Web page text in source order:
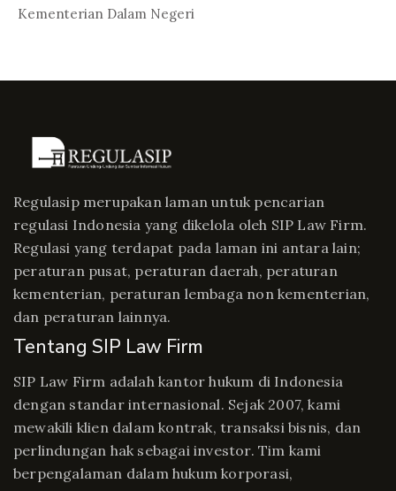
Kementerian Dalam Negeri
In Peratur...
Regulasip merupakan laman untuk pencarian
regulasi Indonesia yang dikelola oleh SIP Law Firm.
Regulasi yang terdapat pada laman ini antara lain;
peraturan pusat, peraturan daerah, peraturan
kementerian, peraturan lembaga non kementerian,
dan peraturan lainnya.
Tentang SIP Law Firm
SIP Law Firm adalah kantor hukum di Indonesia
dengan standar internasional. Sejak 2007, kami
mewakili klien dalam kontrak, transaksi bisnis, dan
perlindungan hak sebagai investor. Tim kami
berpengalaman dalam hukum korporasi,